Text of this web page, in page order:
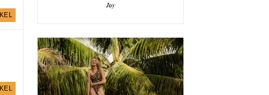
Joy